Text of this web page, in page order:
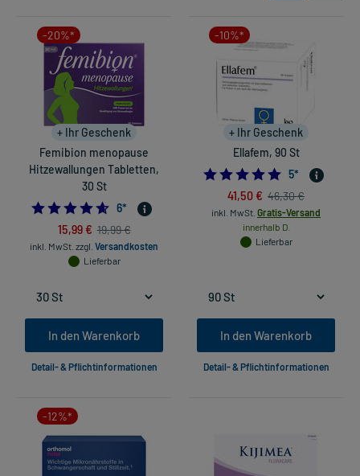
-20%*
+ Ihr Geschenk
Femibion menopause
Hitzewallungen Tabletten,
30 St
4.666666666666667
6*
15,99 € 19,99 €
inkl. MwSt. zzgl. Versandkosten
Lieferbar
In den Warenkorb
Detail- & Pflichtinformationen
-10%*
+ Ihr Geschenk
Ellafem, 90 St
5.0
5*
41,50 € 46,30 €
inkl. MwSt. Gratis-Versand
innerhalb D.
Lieferbar
In den Warenkorb
Detail- & Pflichtinformationen
-12%*